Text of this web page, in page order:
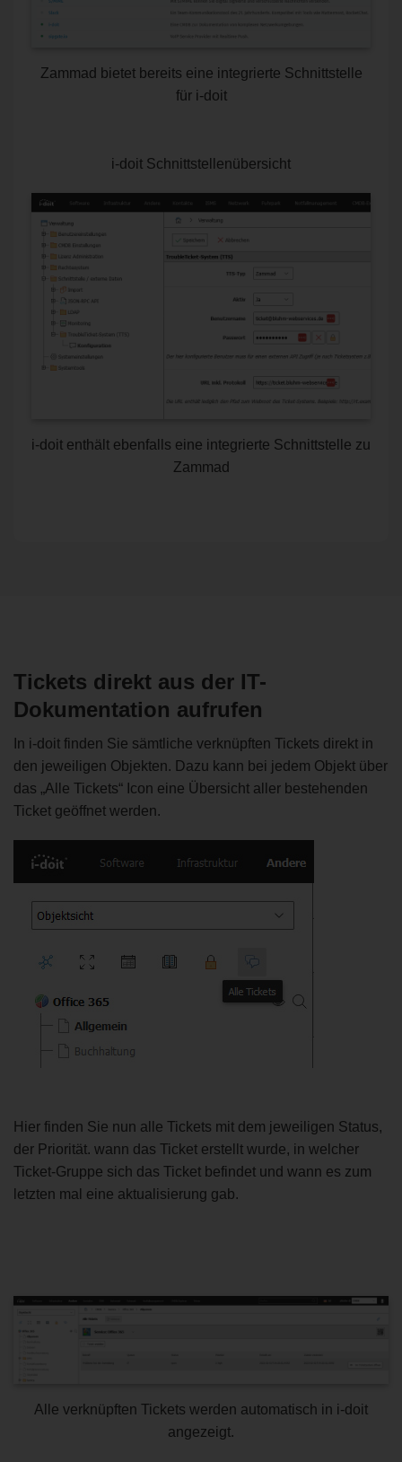
Zammad bietet bereits eine integrierte Schnittstelle
für i-doit
i-doit Schnittstellenübersicht
i-doit enthält ebenfalls eine integrierte Schnittstelle zu
Zammad
Tickets direkt aus der IT-
Dokumentation aufrufen
In i-doit finden Sie sämtliche verknüpften Tickets direkt in
den jeweiligen Objekten. Dazu kann bei jedem Objekt über
das „Alle Tickets“ Icon eine Übersicht aller bestehenden
Ticket geöffnet werden.
Hier finden Sie nun alle Tickets mit dem jeweiligen Status,
der Priorität. wann das Ticket erstellt wurde, in welcher
Ticket-Gruppe sich das Ticket befindet und wann es zum
letzten mal eine aktualisierung gab.
Alle verknüpften Tickets werden automatisch in i-doit
angezeigt.